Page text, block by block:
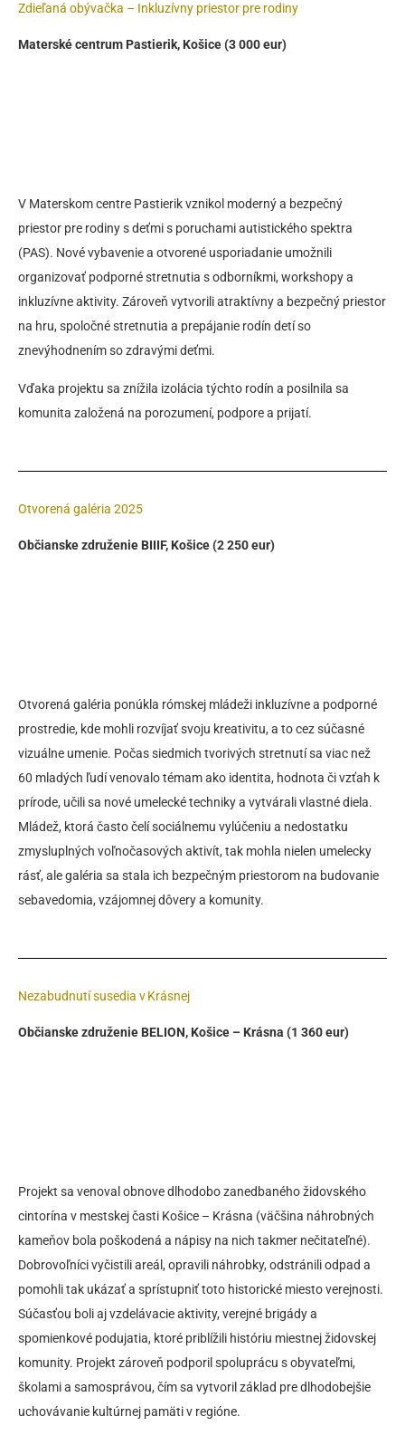
Zdieľaná obývačka – Inkluzívny priestor pre rodiny
Materské centrum Pastierik, Košice (3 000 eur)
V Materskom centre Pastierik vznikol moderný a bezpečný
priestor pre rodiny s deťmi s poruchami autistického spektra
(PAS). Nové vybavenie a otvorené usporiadanie umožnili
organizovať podporné stretnutia s odborníkmi, workshopy a
inkluzívne aktivity. Zároveň vytvorili atraktívny a bezpečný priestor
na hru, spoločné stretnutia a prepájanie rodín detí so
znevýhodnením so zdravými deťmi.
Vďaka projektu sa znížila izolácia týchto rodín a posilnila sa
komunita založená na porozumení, podpore a prijatí.
Otvorená galéria 2025
Občianske združenie BIIIF, Košice (2 250 eur)
Otvorená galéria ponúkla rómskej mládeži inkluzívne a podporné
prostredie, kde mohli rozvíjať svoju kreativitu, a to cez súčasné
vizuálne umenie. Počas siedmich tvorivých stretnutí sa viac než
60 mladých ľudí venovalo témam ako identita, hodnota či vzťah k
prírode, učili sa nové umelecké techniky a vytvárali vlastné diela.
Mládež, ktorá často čelí sociálnemu vylúčeniu a nedostatku
zmysluplných voľnočasových aktivít, tak mohla nielen umelecky
rásť, ale galéria sa stala ich bezpečným priestorom na budovanie
sebavedomia, vzájomnej dôvery a komunity.
Nezabudnutí susedia v Krásnej
Občianske združenie BELION, Košice – Krásna (1 360 eur)
Projekt sa venoval obnove dlhodobo zanedbaného židovského
cintorína v mestskej časti Košice – Krásna (väčšina náhrobných
kameňov bola poškodená a nápisy na nich takmer nečitateľné).
Dobrovoľníci vyčistili areál, opravili náhrobky, odstránili odpad a
pomohli tak ukázať a sprístupniť toto historické miesto verejnosti.
Súčasťou boli aj vzdelávacie aktivity, verejné brigády a
spomienkové podujatia, ktoré priblížili históriu miestnej židovskej
komunity. Projekt zároveň podporil spoluprácu s obyvateľmi,
školami a samosprávou, čím sa vytvoril základ pre dlhodobejšie
uchovávanie kultúrnej pamäti v regióne.